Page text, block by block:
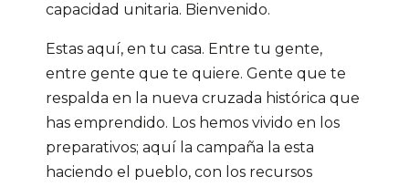
capacidad unitaria. Bienvenido.
Estas aquí, en tu casa. Entre tu gente,
entre gente que te quiere. Gente que te
respalda en la nueva cruzada histórica que
has emprendido. Los hemos vivido en los
preparativos; aquí la campaña la esta
haciendo el pueblo, con los recursos